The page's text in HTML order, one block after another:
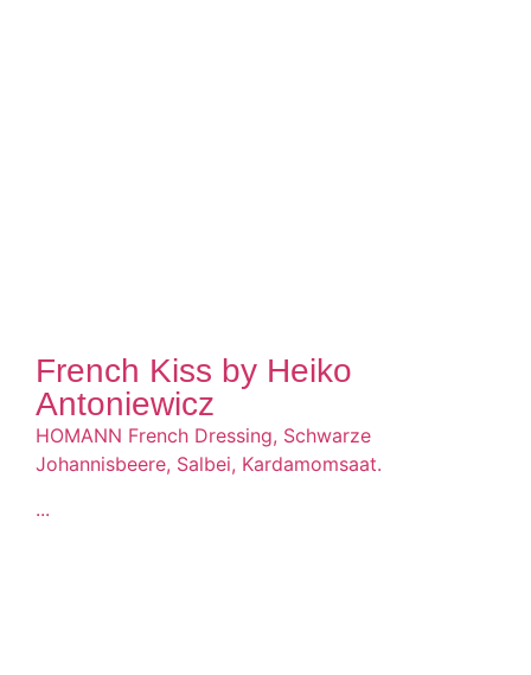
French Kiss by Heiko
Antoniewicz
HOMANN French Dressing, Schwarze
Johannisbeere, Salbei, Kardamomsaat.
...